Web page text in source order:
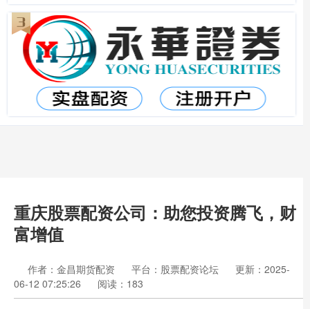
重庆股票配资公司：助您投资腾飞，财
富增值
作者：金昌期货配资 平台：股票配资论坛
更新：2025-
06-12 07:25:26
阅读：183